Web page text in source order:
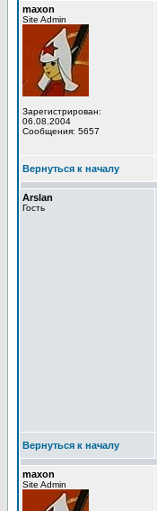
maxon
Site Admin
Зарегистрирован:
06.08.2004
Сообщения: 5657
Вернуться к началу
Arslan
Гость
Вернуться к началу
maxon
Site Admin